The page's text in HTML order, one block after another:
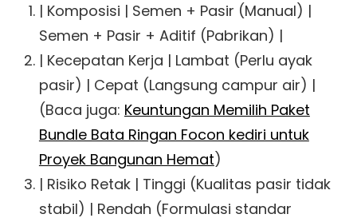
| Komposisi | Semen + Pasir (Manual) |
Semen + Pasir + Aditif (Pabrikan) |
| Kecepatan Kerja | Lambat (Perlu ayak
pasir) | Cepat (Langsung campur air) |
(Baca juga: Keuntungan Memilih Paket
Bundle Bata Ringan Focon kediri untuk
Proyek Bangunan Hemat)
| Risiko Retak | Tinggi (Kualitas pasir tidak
stabil) | Rendah (Formulasi standar